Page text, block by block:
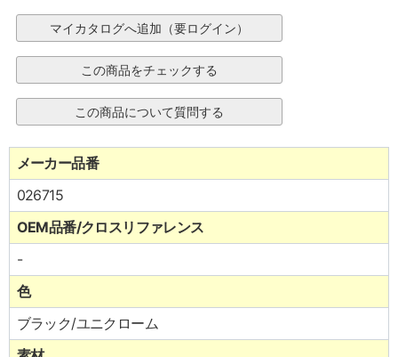
メーカー品番
026715
OEM品番/クロスリファレンス
-
色
ブラック/ユニクローム